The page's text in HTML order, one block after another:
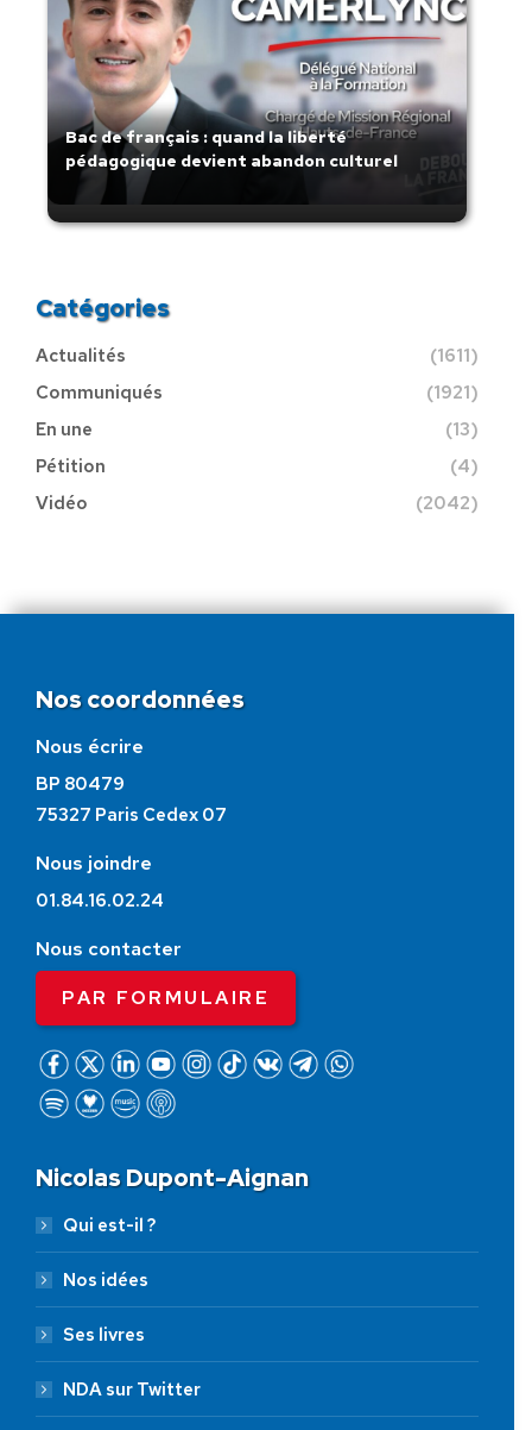
Bac de français : quand la liberté
pédagogique devient abandon culturel
Catégories
Actualités
(1611)
Communiqués
(1921)
En une
(13)
Pétition
(4)
Vidéo
(2042)
Nos coordonnées
Nous écrire
BP 80479
75327 Paris Cedex 07
Nous joindre
01.84.16.02.24
Nous contacter
PAR FORMULAIRE
Nicolas Dupont-Aignan
Qui est-il ?
Nos idées
Ses livres
NDA sur Twitter